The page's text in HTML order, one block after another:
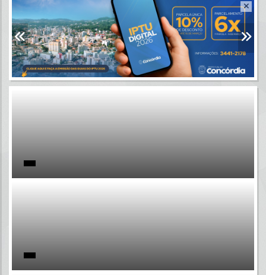
Portais
Por favor, aguarde...
Por favor, aguarde...